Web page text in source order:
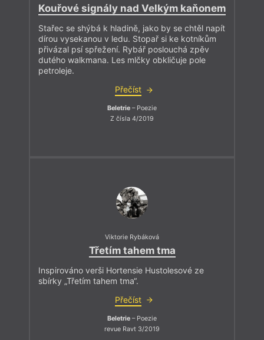
Kouřové signály nad Velkým kaňonem
Stařec se shýbá k hladině, jako by se chtěl napít
dírou vysekanou v ledu. Stopař si ke kotníkům
přivázal psí spřežení. Rybář poslouchá zpěv
dutého walkmana. Les mlčky obkličuje pole
petroleje.
Přečíst
Beletrie – Poezie
Z čísla 4/2019
Viktorie Rybáková
Třetím tahem tma
Inspirováno verši Hortensie Hustolesové ze
sbírky „Třetím tahem tma“.
Přečíst
Beletrie – Poezie
revue Ravt 3/2019